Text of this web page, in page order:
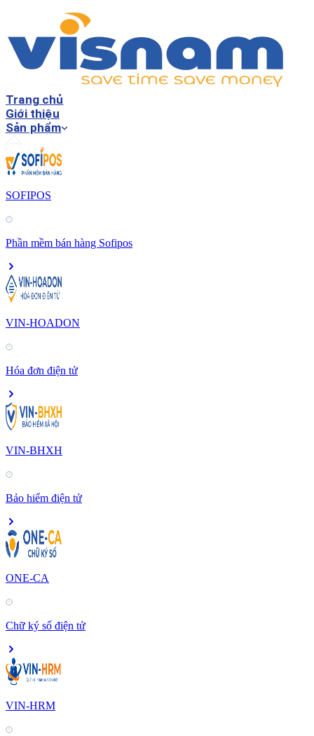
Trang chủ
Giới thiệu
Sản phẩm
SOFIPOS
Phần mềm bán hàng Sofipos
VIN-HOADON
Hóa đơn điện tử
VIN-BHXH
Bảo hiểm điện tử
ONE-CA
Chữ ký số điện tử
VIN-HRM